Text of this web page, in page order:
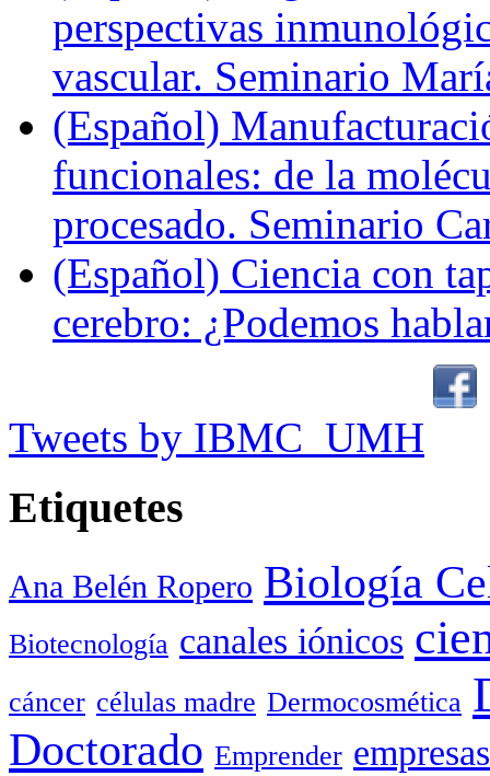
perspectivas
vascular. Seminario
(Español)
funcionales: de la
procesado. Seminario
(Español) Ciencia con
cerebro: ¿Podemos
Tweets by IBMC_UMH
Etiquetes
Ana Belén Ropero Biología
Biotecnología canales iónicos
cáncer células madre Dermocosmética
Doctorado Emprender empresas